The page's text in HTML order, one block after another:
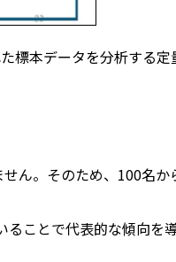
標本データを分析する定
ん。そのため、100名か
ことで代表的な傾向を